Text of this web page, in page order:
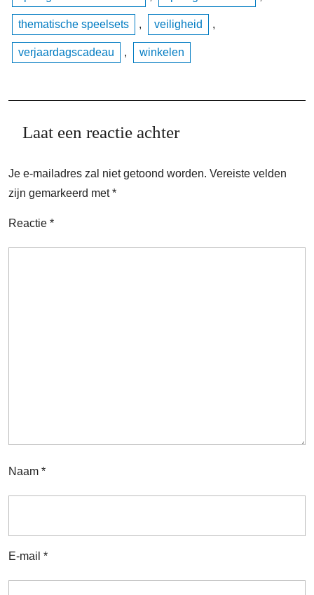
thematische speelsets , veiligheid ,
verjaardagscadeau , winkelen
Laat een reactie achter
Je e-mailadres zal niet getoond worden. Vereiste velden
zijn gemarkeerd met*
Reactie *
Naam *
E-mail *